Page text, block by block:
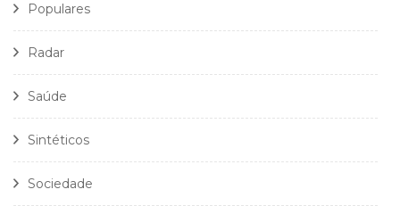
Populares
Radar
Saúde
Sintéticos
Sociedade